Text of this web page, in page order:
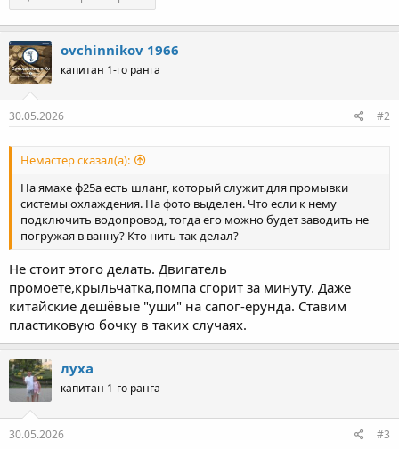
ovchinnikov 1966
капитан 1-го ранга
30.05.2026 #2
Немастер сказал(а):
На ямахе ф25а есть шланг, который служит для промывки
системы охлаждения. На фото выделен. Что если к нему
подключить водопровод, тогда его можно будет заводить не
погружая в ванну? Кто нить так делал?
Не стоит этого делать. Двигатель
промоете,крыльчатка,помпа сгорит за минуту. Даже
китайские дешёвые "уши" на сапог-ерунда. Ставим
пластиковую бочку в таких случаях.
луха
капитан 1-го ранга
30.05.2026 #3